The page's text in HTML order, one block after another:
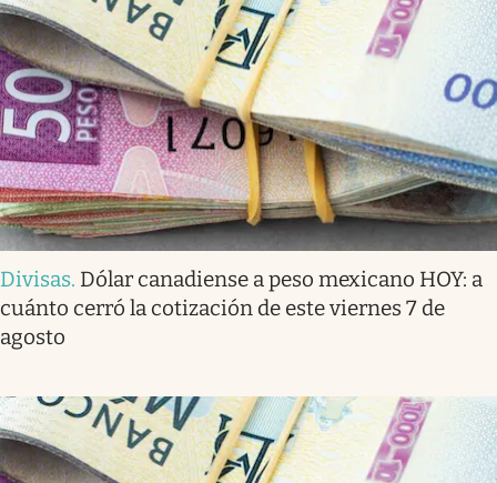
Divisas. Dólar canadiense a peso mexicano HOY: a
cuánto cerró la cotización de este viernes 7 de
agosto